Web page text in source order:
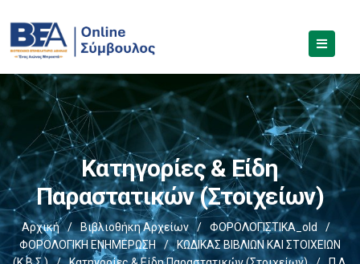
Κατηγορίες & Είδη
Παραστατικών (στοιχείων)
Αρχική / Βιβλιοθήκη Αρχείων / ΦΟΡΟΛΟΓΙΣΤΙΚΑ_old
/
ΦΟΡΟΛΟΓΙΚΗ ΕΝΗΜΕΡΩΣΗ
/
ΚΩΔΙΚΑΣ ΒΙΒΛΙΩΝ ΚΑΙ ΣΤΟΙΧΕΙΩΝ